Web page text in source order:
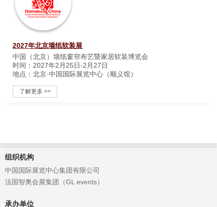
2027年北京墙纸软装展
中国（北京）墙纸窗帘布艺暨家居软装博览会
时间：2027年2月25日-2月27日
地点：北京·中国国际展览中心（顺义馆）
了解更多 >>
组织机构
中国国际展览中心集团有限公司
法国智奥会展集团（GL events）
承办单位